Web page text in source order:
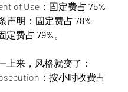
of Use：固定费占 75%
声明：固定费占 78%
定费占 79% 。
上来，风格就变了：
：按小时收费占